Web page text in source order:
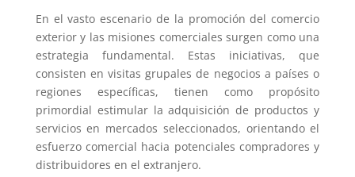
En el vasto escenario de la promoción del comercio
exterior y las misiones comerciales surgen como una
estrategia fundamental. Estas iniciativas, que
consisten en visitas grupales de negocios a países o
regiones específicas, tienen como propósito
primordial estimular la adquisición de productos y
servicios en mercados seleccionados, orientando el
esfuerzo comercial hacia potenciales compradores y
distribuidores en el extranjero.